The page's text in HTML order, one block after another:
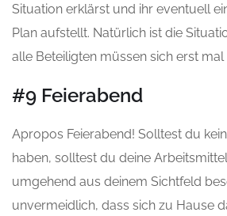
Situation erklärst und ihr eventuell
Plan aufstellt. Natürlich ist die
alle Beteiligten müssen sich erst
#9 Feierabend
Apropos Feierabend! Solltest du
haben, solltest du deine
umgehend aus deinem Sichtfeld
unvermeidlich, dass sich zu Hause